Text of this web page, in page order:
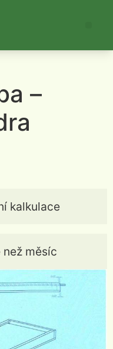
–
kalkulace
než měsíc